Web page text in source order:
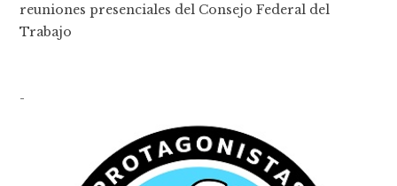
reuniones presenciales del Consejo Federal del
Trabajo
-